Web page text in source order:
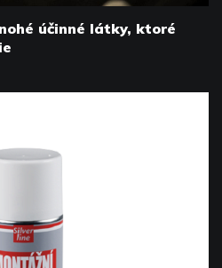
účinné látky, ktoré